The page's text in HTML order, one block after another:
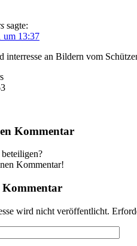
sagte:
um 13:37
interresse an Bildern vom
Kommentar
Kommentar!
Kommentar
wird nicht veröffentlicht.